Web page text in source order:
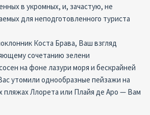
в укромных, и, зачастую, не
для неподготовленного туриста
Коста Брава, Ваш взгляд
сочетанию зелени
на фоне лазури моря и бескрайней
утомили однообразные пейзажи на
пляжах Ллорета или Плайя де Аро — Вам